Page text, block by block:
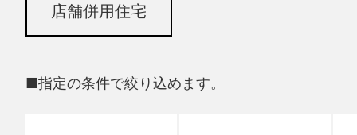
店舗併用住宅
■指定の条件で絞り込めます。